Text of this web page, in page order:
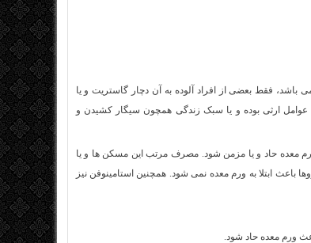
باشد، فقط بعضی از افراد آلوده به آن دچار گاستریت و یا
عوامل ارثی بوده و یا سبک زندگی همچون سیگار کشیدن و
معده حاد و یا مزمن شود. مصرف مرتب این مسکن ها و یا
باعث ابتلا به ورم معده نمی شود. همچنین استامینوفن نیز
ورم معده حاد شود.